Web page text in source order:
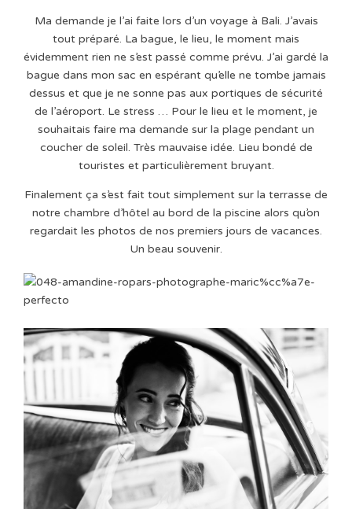
Ma demande je l’ai faite lors d’un voyage à Bali. J’avais
tout préparé. La bague, le lieu, le moment mais
évidemment rien ne s’est passé comme prévu. J’ai gardé la
bague dans mon sac en espérant qu’elle ne tombe jamais
dessus et que je ne sonne pas aux portiques de sécurité
de l’aéroport. Le stress … Pour le lieu et le moment, je
souhaitais faire ma demande sur la plage pendant un
coucher de soleil. Très mauvaise idée. Lieu bondé de
touristes et particulièrement bruyant.
Finalement ça s’est fait tout simplement sur la terrasse de
notre chambre d’hôtel au bord de la piscine alors qu’on
regardait les photos de nos premiers jours de vacances.
Un beau souvenir.